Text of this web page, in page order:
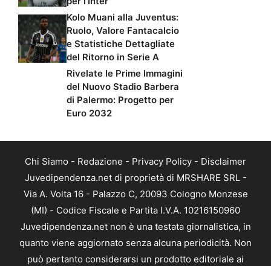
Kolo Muani alla Juventus:
Ruolo, Valore Fantacalcio
e Statistiche Dettagliate
del Ritorno in Serie A
Rivelate le Prime Immagini
del Nuovo Stadio Barbera
di Palermo: Progetto per
Euro 2032
Chi Siamo - Redazione - Privacy Policy - Disclaimer
Juvedipendenza.net di proprietà di MRSHARE SRL -
Via A. Volta 16 - Palazzo C, 20093 Cologno Monzese
(MI) - Codice Fiscale e Partita I.V.A. 10216150960
Juvedipendenza.net non è una testata giornalistica, in
quanto viene aggiornato senza alcuna periodicità. Non
può pertanto considerarsi un prodotto editoriale ai